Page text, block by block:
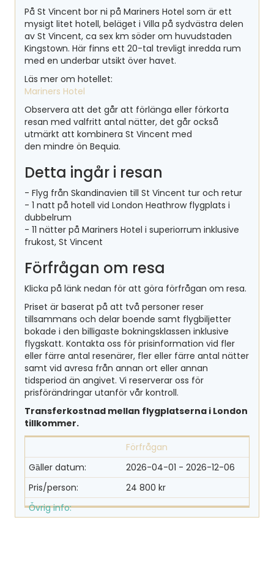
På St Vincent bor ni på Mariners Hotel som är ett
mysigt litet hotell, beläget i Villa på sydvästra delen
av St Vincent, ca sex km söder om huvudstaden
Kingstown. Här finns ett 20-tal trevligt inredda rum
med en underbar utsikt över havet.
Läs mer om hotellet:
Mariners Hotel
Observera att det går att förlänga eller förkorta
resan med valfritt antal nätter, det går också
utmärkt att kombinera St Vincent med
den mindre ön Bequia.
Detta ingår i resan
- Flyg från Skandinavien till St Vincent tur och retur
- 1 natt på hotell vid London Heathrow flygplats i
dubbelrum
- 11 nätter på Mariners Hotel i superiorrum inklusive
frukost, St Vincent
Förfrågan om resa
Klicka på länk nedan för att göra förfrågan om resa.
Priset är baserat på att två personer reser
tillsammans och delar boende samt flygbiljetter
bokade i den billigaste bokningsklassen inklusive
flygskatt. Kontakta oss för prisinformation vid fler
eller färre antal resenärer, fler eller färre antal nätter
samt vid avresa från annan ort eller annan
tidsperiod än angivet. Vi reserverar oss för
prisförändringar utanför vår kontroll.
Transferkostnad mellan flygplatserna i London
tillkommer.
Förfrågan
2026-04-01 - 2026-12-06
24 800 kr